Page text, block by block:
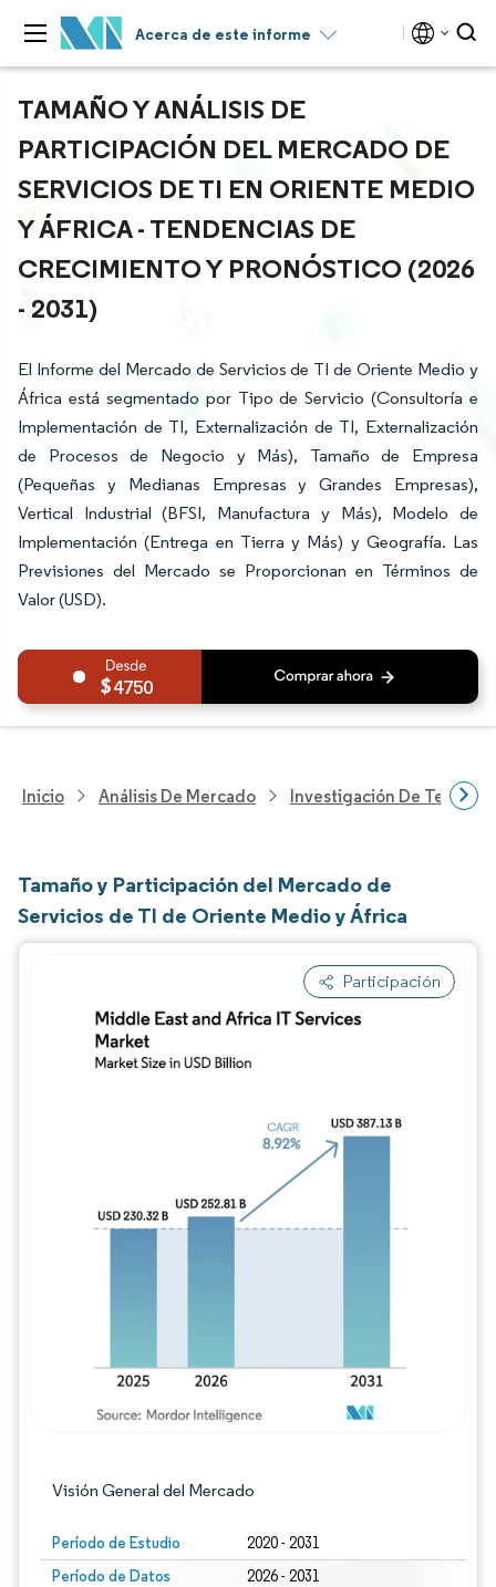
Acerca de este informe
TAMAÑO Y ANÁLISIS DE
PARTICIPACIÓN DEL MERCADO DE
SERVICIOS DE TI EN ORIENTE MEDIO
Y ÁFRICA - TENDENCIAS DE
CRECIMIENTO Y PRONÓSTICO (2026
- 2031)
El Informe del Mercado de Servicios de TI de Oriente Medio y
África está segmentado por Tipo de Servicio (Consultoría e
Implementación de TI, Externalización de TI, Externalización
de Procesos de Negocio y Más), Tamaño de Empresa
(Pequeñas y Medianas Empresas y Grandes Empresas),
Vertical Industrial (BFSI, Manufactura y Más), Modelo de
Implementación (Entrega en Tierra y Más) y Geografía. Las
Previsiones del Mercado se Proporcionan en Términos de
Valor (USD).
4750
Inicio Análisis De Mercado Investigación De
Tamaño y Participación del Mercado de
Servicios de TI de Oriente Medio y África
Participación
Visión General del Mercado
Período de Estudio 2020 - 2031
Período de Datos
2026 - 2031
Imagen © Mordor Intelligence. El uso